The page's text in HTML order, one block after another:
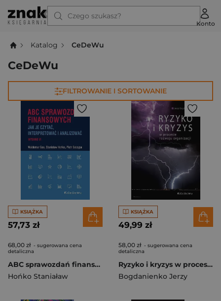
Czego szukasz?
Konto
Katalog CeDeWu
CeDeWu
FILTROWANIE I SORTOWANIE
KSIĄŻKA
57,73 zł
68,00 zł - sugerowana cena
detaliczna
ABC sprawozdań finansowych Jak je czytać, interpretować i analizować
Hońko Staniaław
KSIĄŻKA
49,99 zł
58,00 zł - sugerowana cena
detaliczna
Ryzyko i kryzys w procesie rozwoju organizacji
Bogdanienko Jerzy